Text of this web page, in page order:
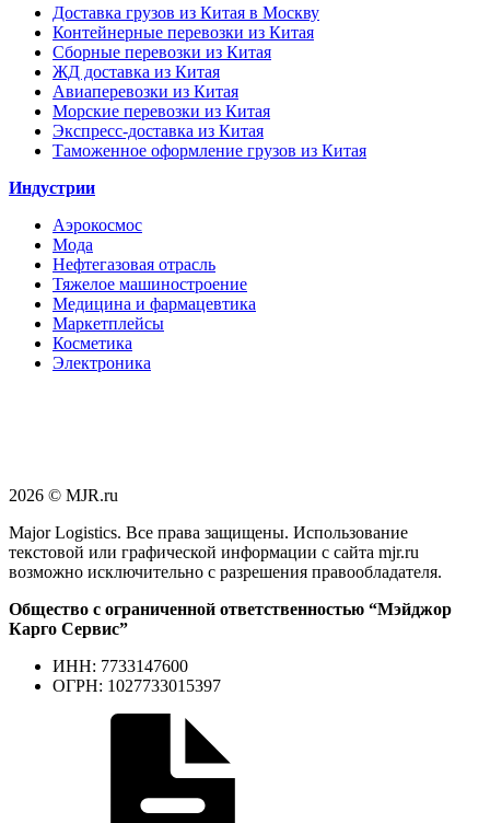
Доставка грузов из Китая в Москву
Контейнерные перевозки из Китая
Сборные перевозки из Китая
ЖД доставка из Китая
Авиаперевозки из Китая
Морские перевозки из Китая
Экспресс-доставка из Китая
Таможенное оформление грузов из Китая
Индустрии
Аэрокосмос
Мода
Нефтегазовая отрасль
Тяжелое машиностроение
Медицина и фармацевтика
Маркетплейсы
Косметика
Электроника
2026 © MJR.ru
Major Logistics. Все права защищены. Использование
текстовой или графической информации с сайта mjr.ru
возможно исключительно с разрешения правообладателя.
Общество с ограниченной ответственностью “Мэйджор
Карго Сервис”
ИНН: 7733147600
ОГРН: 1027733015397